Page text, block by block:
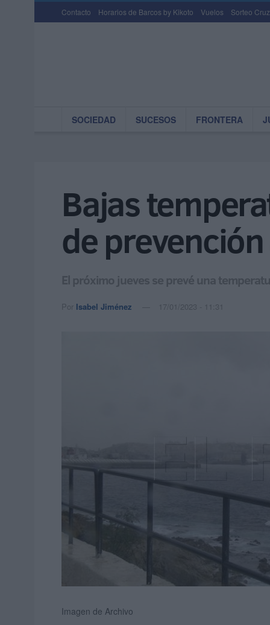
Contacto Horarios de Barcos by Kikoto Vuelos Sorteo
SOCIEDAD SUCESOS FRONTERA
Bajas
de
El próximo jueves se prevé una
Por Isabel Jiménez 17/01/2023 - 11:31
Imagen de Archivo